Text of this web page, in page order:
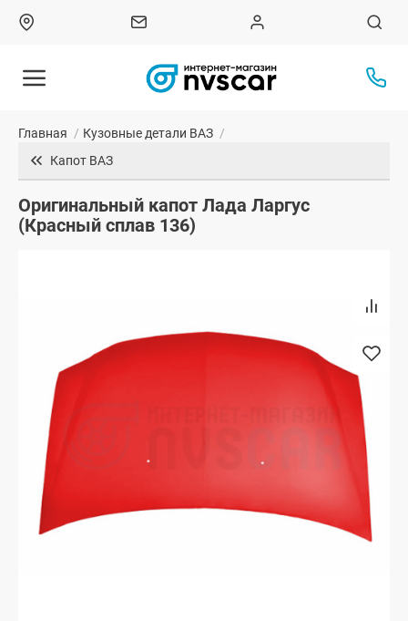
Главная / Кузовные детали ВАЗ /
Капот ВАЗ
Оригинальный капот Лада Ларгус
(Красный сплав 136)